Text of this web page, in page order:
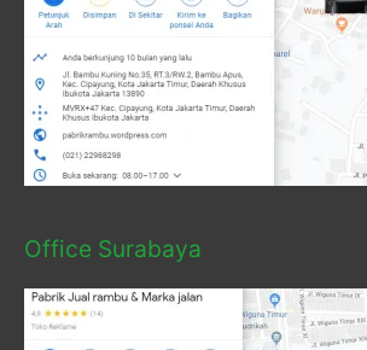
Office Surabaya